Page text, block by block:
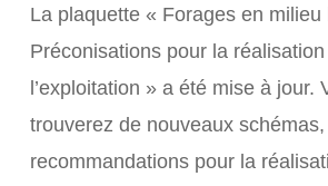
La plaquette « Forages en milieu
Préconisations pour la
l’exploitation » a été mise à jour.
trouverez de nouveaux
recommandations pour la